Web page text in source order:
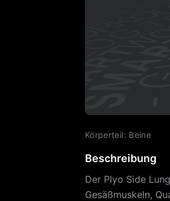
Körperteil: Beine
Beschreibung
Der Plyo Side
Gesäßmuskeln,